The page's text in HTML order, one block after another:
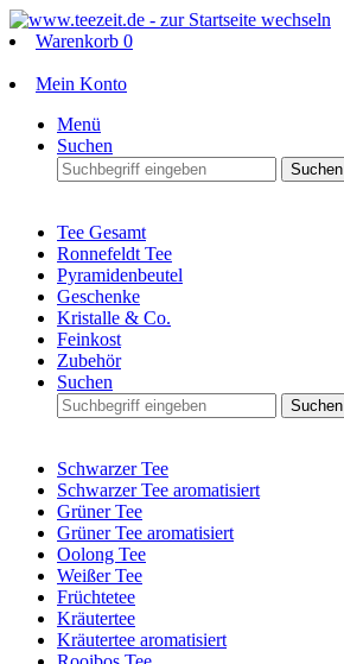
Warenkorb 0
Mein Konto
Menü
Suchen
Suchen
Tee Gesamt
Ronnefeldt Tee
Pyramidenbeutel
Geschenke
Kristalle & Co.
Feinkost
Zubehör
Suchen
Suchen
Schwarzer Tee
Schwarzer Tee aromatisiert
Grüner Tee
Grüner Tee aromatisiert
Oolong Tee
Weißer Tee
Früchtetee
Kräutertee
Kräutertee aromatisiert